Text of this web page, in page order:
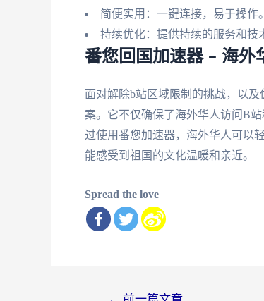
简便实用：一键连接，易于操作。
持续优化：提供持续的服务和技
番您回国加速器 – 海外
面对解除b站区域限制的挑战，以
案。它不仅确保了海外华人访问B
过使用番您加速器，海外华人可以
能感受到祖国的文化温暖和亲近。
Spread the love